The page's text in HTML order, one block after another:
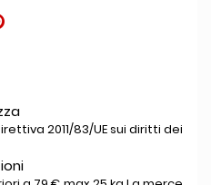
2011/83/UE sui diritti dei